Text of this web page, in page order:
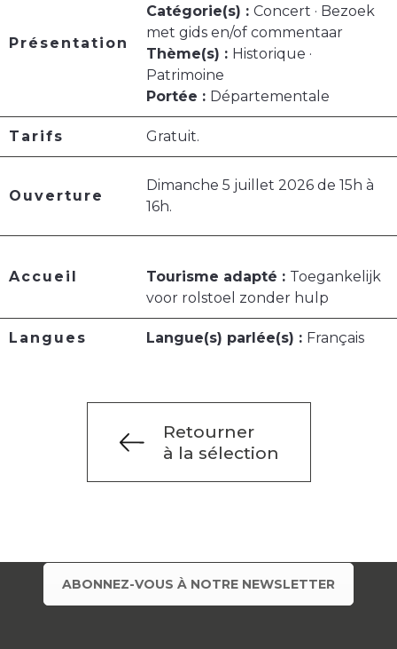
Présentation
Catégorie(s) : Concert · Bezoek
met gids en/of commentaar
Thème(s) : Historique ·
Patrimoine
Portée : Départementale
Tarifs Gratuit.
Ouverture
Dimanche 5 juillet 2026 de 15h à
16h.
Accueil Tourisme adapté : Toegankelijk
voor rolstoel zonder hulp
Langues Langue(s) parlée(s) : Français
Retourner
à la sélection
ABONNEZ-VOUS À NOTRE NEWSLETTER